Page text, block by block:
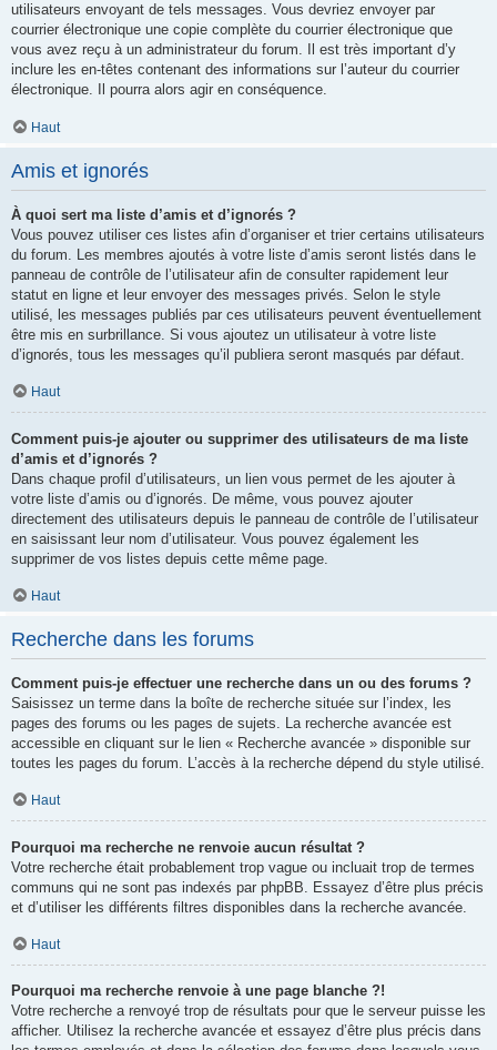
utilisateurs envoyant de tels messages. Vous devriez envoyer par
courrier électronique une copie complète du courrier électronique que
vous avez reçu à un administrateur du forum. Il est très important d’y
inclure les en-têtes contenant des informations sur l’auteur du courrier
électronique. Il pourra alors agir en conséquence.
Haut
Amis et ignorés
À quoi sert ma liste d’amis et d’ignorés ?
Vous pouvez utiliser ces listes afin d’organiser et trier certains utilisateurs
du forum. Les membres ajoutés à votre liste d’amis seront listés dans le
panneau de contrôle de l’utilisateur afin de consulter rapidement leur
statut en ligne et leur envoyer des messages privés. Selon le style
utilisé, les messages publiés par ces utilisateurs peuvent éventuellement
être mis en surbrillance. Si vous ajoutez un utilisateur à votre liste
d’ignorés, tous les messages qu’il publiera seront masqués par défaut.
Haut
Comment puis-je ajouter ou supprimer des utilisateurs de ma liste
d’amis et d’ignorés ?
Dans chaque profil d’utilisateurs, un lien vous permet de les ajouter à
votre liste d’amis ou d’ignorés. De même, vous pouvez ajouter
directement des utilisateurs depuis le panneau de contrôle de l’utilisateur
en saisissant leur nom d’utilisateur. Vous pouvez également les
supprimer de vos listes depuis cette même page.
Haut
Recherche dans les forums
Comment puis-je effectuer une recherche dans un ou des forums ?
Saisissez un terme dans la boîte de recherche située sur l’index, les
pages des forums ou les pages de sujets. La recherche avancée est
accessible en cliquant sur le lien « Recherche avancée » disponible sur
toutes les pages du forum. L’accès à la recherche dépend du style utilisé.
Haut
Pourquoi ma recherche ne renvoie aucun résultat ?
Votre recherche était probablement trop vague ou incluait trop de termes
communs qui ne sont pas indexés par phpBB. Essayez d’être plus précis
et d’utiliser les différents filtres disponibles dans la recherche avancée.
Haut
Pourquoi ma recherche renvoie à une page blanche ?!
Votre recherche a renvoyé trop de résultats pour que le serveur puisse les
afficher. Utilisez la recherche avancée et essayez d’être plus précis dans